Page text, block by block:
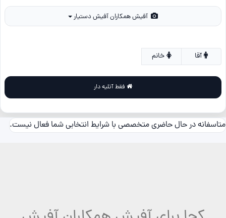
خانم
متاسفانه در حال حاضری متخصصی با شرایط انتخابی شما فعال نیست.